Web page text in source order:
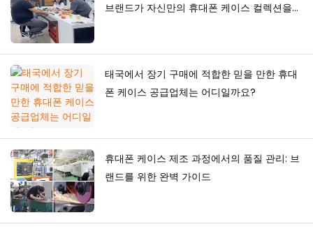
브랜드가 자신만의 휴대폰 케이스 컬렉션을
태국에서 장기 구매에 적합한 믿을 만한 휴대
폰 케이스 공급업체는 어디일까요?
휴대폰 케이스 제조 과정에서의 품질 관리: 브
랜드를 위한 완벽 가이드